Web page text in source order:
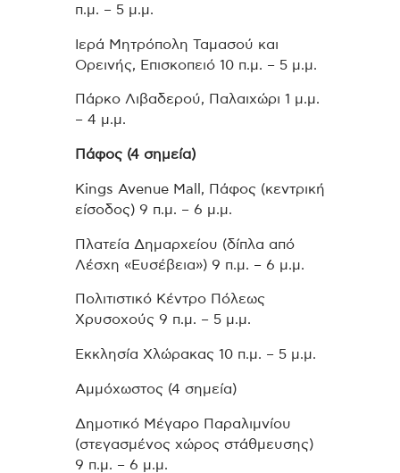
π.μ. – 5 μ.μ.
Ιερά Μητρόπολη Ταμασού και
Ορεινής, Επισκοπειό 10 π.μ. – 5 μ.μ.
Πάρκο Λιβαδερού, Παλαιχώρι 1 μ.μ.
– 4 μ.μ.
Πάφος (4 σημεία)
Kings Avenue Mall, Πάφος (κεντρική
είσοδος) 9 π.μ. – 6 μ.μ.
Πλατεία Δημαρχείου (δίπλα από
Λέσχη «Ευσέβεια») 9 π.μ. – 6 μ.μ.
Πολιτιστικό Κέντρο Πόλεως
Χρυσοχούς 9 π.μ. – 5 μ.μ.
Εκκλησία Χλώρακας 10 π.μ. – 5 μ.μ.
Αμμόχωστος (4 σημεία)
Δημοτικό Μέγαρο Παραλιμνίου
(στεγασμένος χώρος στάθμευσης)
9 π.μ. – 6 μ.μ.